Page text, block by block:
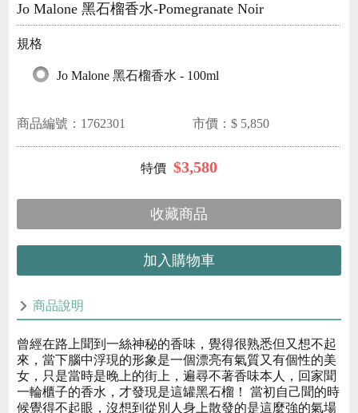
Jo Malone 黑石榴香水-Pomegranate Noir
規格
Jo Malone 黑石榴香水 - 100ml
商品編號： 1762301 市價：$ 5,850
$3,580
收藏商品
加入購物車
商品說明
曾經在路上聞到一絲神秘的香味，覺得很熟悉但又想不起
來，當下腦中浮現的形象是一個漂亮有氣質又有個性的美
女，只是當時是晚上的街上，遍尋不著香味本人，回家聞
一輪櫃子的香水，才發現是這罐黑石榴！ 當初自己聞的時
候覺得不起眼，沒想到從別人身上散發的是這麼強的氣場